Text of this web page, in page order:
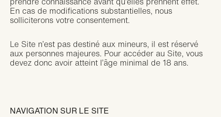
En cas de modifications substantielles, nous
solliciterons votre consentement.
Le Site n’est pas destiné aux mineurs, il est réservé
aux personnes majeures. Pour accéder au Site, vous
devez donc avoir atteint l’âge minimal de 18 ans.
NAVIGATION SUR LE SITE